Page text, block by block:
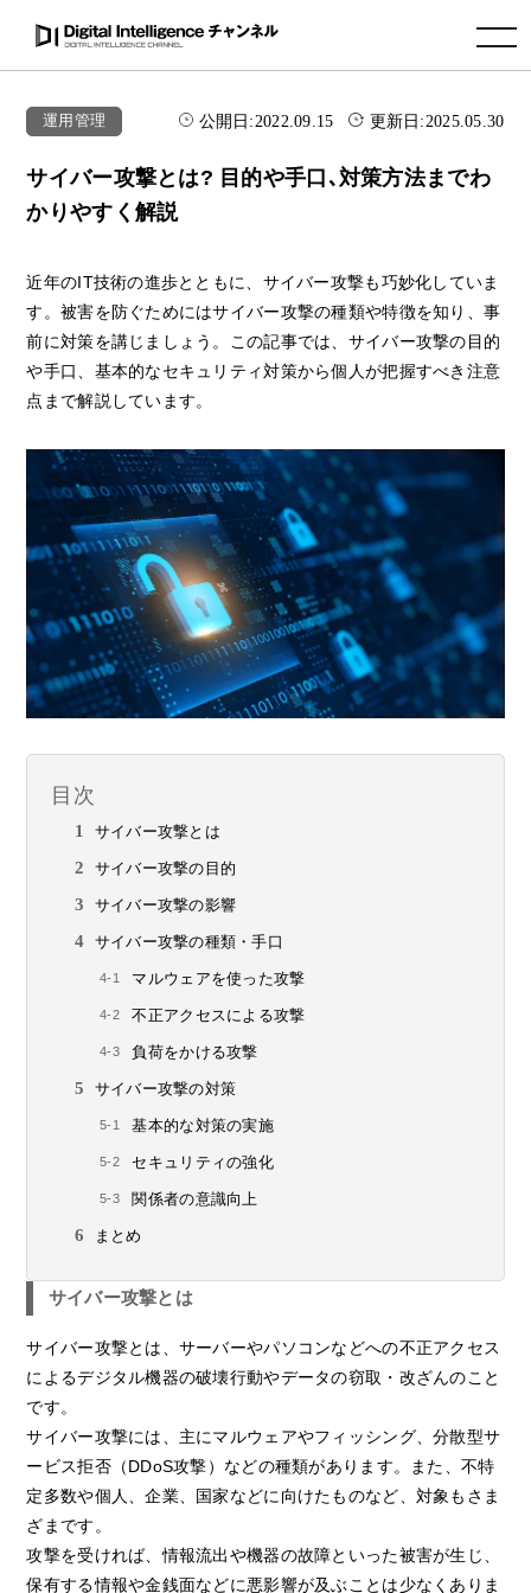
toggle navigation
運用管理 公開日:2022.09.15 更新日:2025.05.30
サイバー攻撃とは? 目的や手口､対策方法までわ
かりやすく解説
近年のIT技術の進歩とともに、サイバー攻撃も巧妙化していま
す。被害を防ぐためにはサイバー攻撃の種類や特徴を知り、事
前に対策を講じましょう。この記事では、サイバー攻撃の目的
や手口、基本的なセキュリティ対策から個人が把握すべき注意
点まで解説しています。
目次
サイバー攻撃とは
サイバー攻撃の目的
サイバー攻撃の影響
サイバー攻撃の種類・手口
マルウェアを使った攻撃
不正アクセスによる攻撃
負荷をかける攻撃
サイバー攻撃の対策
基本的な対策の実施
セキュリティの強化
関係者の意識向上
まとめ
サイバー攻撃とは
サイバー攻撃とは、サーバーやパソコンなどへの不正アクセス
によるデジタル機器の破壊行動やデータの窃取・改ざんのこと
です。
サイバー攻撃には、主にマルウェアやフィッシング、分散型サ
ービス拒否（DDoS攻撃）などの種類があります。また、不特
定多数や個人、企業、国家などに向けたものなど、対象もさま
ざまです。
攻撃を受ければ、情報流出や機器の故障といった被害が生じ、
保有する情報や金銭面などに悪影響が及ぶことは少なくありま